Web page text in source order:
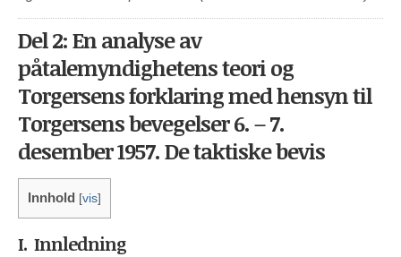
Del 2: En analyse av
påtalemyndighetens teori og
Torgersens forklaring med hensyn til
Torgersens bevegelser 6. – 7.
desember 1957. De taktiske bevis
Innhold [vis]
I. Innledning